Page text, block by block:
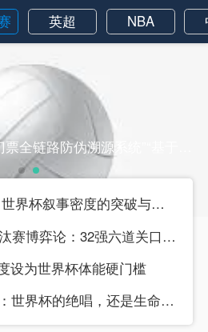
英超 NBA
“三十年浓缩：世界杯叙事密度的突破与节奏迭代”
2026世界杯淘汰赛博弈论：32强六道关口的战术嬗变与晋级路径推演
设为世界杯体能硬门槛
38岁赌上一切：世界杯的绝唱，还是生命的最后冲刺？